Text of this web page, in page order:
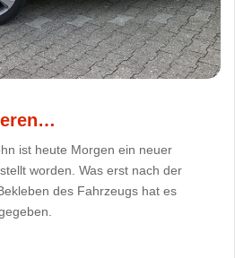
ist heute Morgen ein neuer
worden. Was erst nach der
des Fahrzeugs hat es